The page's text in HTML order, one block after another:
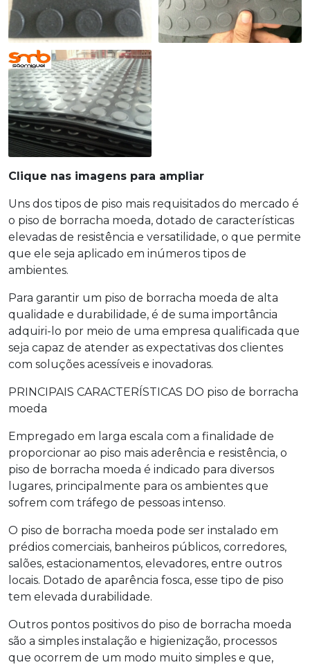
Clique nas imagens para ampliar
Uns dos tipos de piso mais requisitados do mercado é
o piso de borracha moeda, dotado de características
elevadas de resistência e versatilidade, o que permite
que ele seja aplicado em inúmeros tipos de
ambientes.
Para garantir um piso de borracha moeda de alta
qualidade e durabilidade, é de suma importância
adquiri-lo por meio de uma empresa qualificada que
seja capaz de atender as expectativas dos clientes
com soluções acessíveis e inovadoras.
PRINCIPAIS CARACTERÍSTICAS DO piso de borracha
moeda
Empregado em larga escala com a finalidade de
proporcionar ao piso mais aderência e resistência, o
piso de borracha moeda é indicado para diversos
lugares, principalmente para os ambientes que
sofrem com tráfego de pessoas intenso.
O piso de borracha moeda pode ser instalado em
prédios comerciais, banheiros públicos, corredores,
salões, estacionamentos, elevadores, entre outros
locais. Dotado de aparência fosca, esse tipo de piso
tem elevada durabilidade.
Outros pontos positivos do piso de borracha moeda
são a simples instalação e higienização, processos
que ocorrem de um modo muito simples e que,